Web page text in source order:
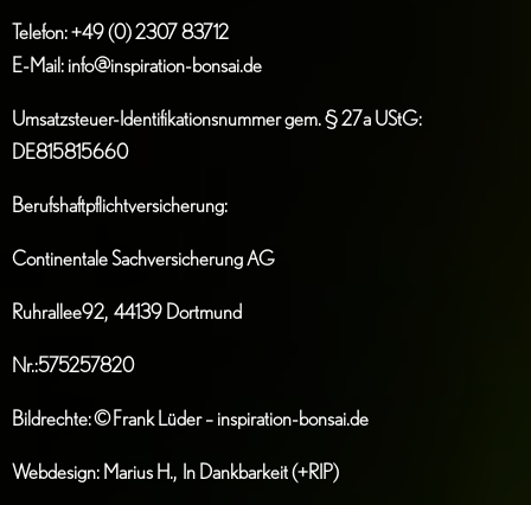
Telefon: +49 (0) 2307 83712
E-Mail: info@inspiration-bonsai.de
Umsatzsteuer-Identifikationsnummer gem. § 27a UStG:
DE815815660
Berufshaftpflichtversicherung:
Continentale Sachversicherung AG
Ruhrallee92, 44139 Dortmund
Nr.:575257820
Bildrechte:©Frank Lüder – inspiration-bonsai.de
Webdesign: Marius H., In Dankbarkeit (+RIP)